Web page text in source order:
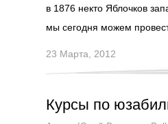
в 1876 некто Яблочков
мы сегодня можем
23 Марта, 2012
Курсы по